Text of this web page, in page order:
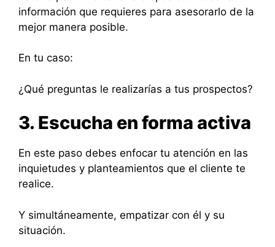
información que requieres para asesorarlo de la
mejor manera posible.
En tu caso:
¿Qué preguntas le realizarías a tus prospectos?
3. Escucha en forma activa
En este paso debes enfocar tu atención en las
inquietudes y planteamientos que el cliente te
realice.
Y simultáneamente, empatizar con él y su
situación.